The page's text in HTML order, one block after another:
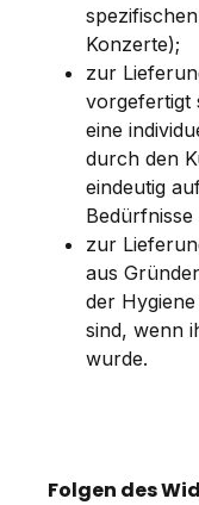
Konzerte);
zur
vorgefertigt
eine
durch den
eindeutig
zur
aus
der
sind, wenn
wurde.
Folgen des